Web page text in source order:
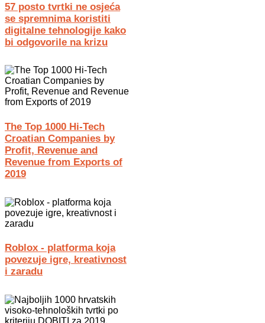
57 posto tvrtki ne osjeća
se spremnima koristiti
digitalne tehnologije kako
bi odgovorile na krizu
The Top 1000 Hi-Tech
Croatian Companies by
Profit, Revenue and
Revenue from Exports of
2019
Roblox - platforma koja
povezuje igre, kreativnost
i zaradu